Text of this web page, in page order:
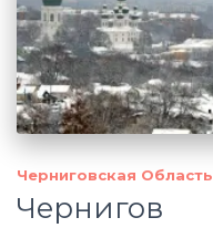
Черниговская Область
Чернигов